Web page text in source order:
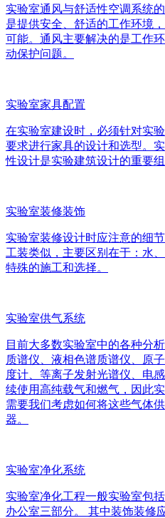
实验室通风与舒适性空调系统
是提供安全、舒适的工作环境
可能。通风主要解决的是工作
动保护问题。
实验室家具配置
在实验室建设时，必须针对实
要求进行家具的设计和选型。
性设计是实验建筑设计的重要组
实验室装修装饰
实验室装修设计时应注意的细
工装类似，主要区别在于：水
特殊的施工和选择。
实验室供气系统
目前大多数实验室中的各种分
质谱仪、液相色谱质谱仪、原
度计、等离子发射光谱仪、电
续使用高纯载气和燃气，因此
需要我们考虑如何将这些气体
器。
实验室净化系统
实验室净化工程一般实验室包
办公室三部分。 其中装饰装修